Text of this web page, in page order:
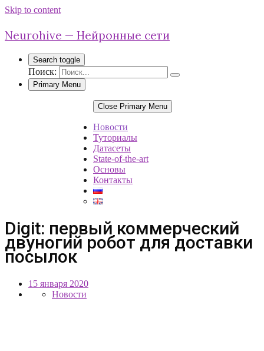
Skip to content
Neurohive — Нейронные сети
Search toggle
Поиск:
Primary Menu
Close Primary Menu
Новости
Туториалы
Датасеты
State-of-the-art
Основы
Контакты
Digit: первый коммерческий
двуногий робот для доставки
посылок
15 января 2020
Новости